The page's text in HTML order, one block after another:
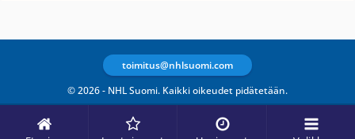
© 2026 - NHL Suomi. Kaikki oikeudet pidätetään.
toimitus@nhlsuomi.com